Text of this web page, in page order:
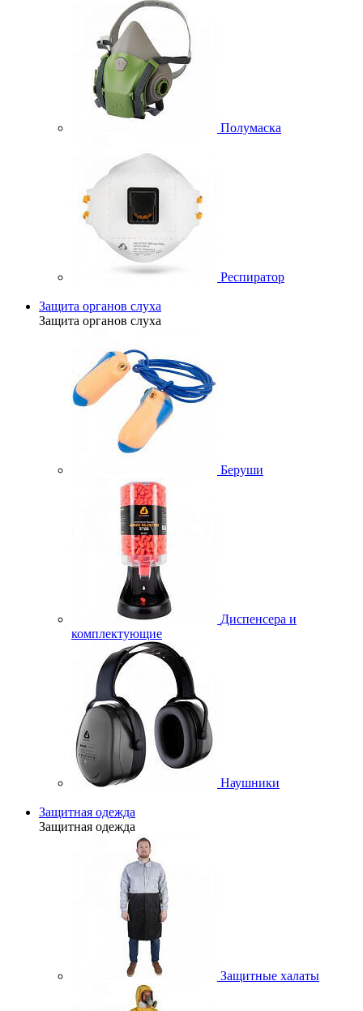
Полумаска
Респиратор
Защита органов слуха
Защита органов слуха
Беруши
Диспенсера и
комплектующие
Наушники
Защитная одежда
Защитная одежда
Защитные халаты